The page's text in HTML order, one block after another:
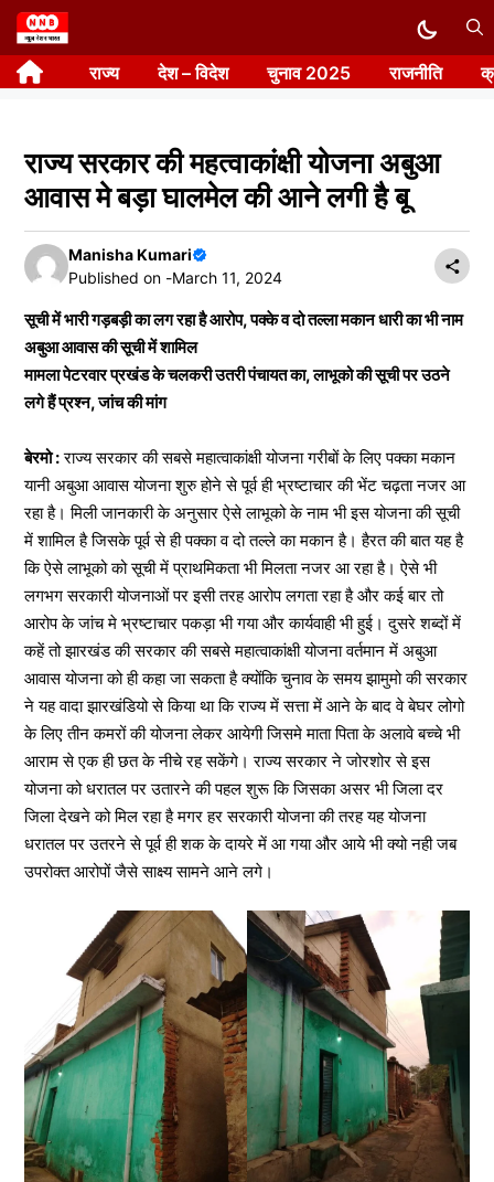
Skip
to
content राज्य देश – विदेश चुनाव 2025 राजनीति
राज्य सरकार की महत्वाकांक्षी योजना अबुआ
आवास मे बड़ा घालमेल की आने लगी है बू
Manisha Kumari
Published on -March 11, 2024
सूची में भारी गड़बड़ी का लग रहा है आरोप, पक्के व दो तल्ला मकान धारी का भी नाम
अबुआ आवास की सूची में शामिल
मामला पेटरवार प्रखंड के चलकरी उतरी पंचायत का, लाभूको की सूची पर उठने
लगे हैं प्रश्न, जांच की मांग
बेरमो :राज्य सरकार की सबसे महात्वाकांक्षी योजना गरीबों के लिए पक्का मकान
यानी अबुआ आवास योजना शुरु होने से पूर्व ही भ्रष्टाचार की भेंट चढ़ता नजर आ
रहा है। मिली जानकारी के अनुसार ऐसे लाभूको के नाम भी इस योजना की सूची
में शामिल है जिसके पूर्व से ही पक्का व दो तल्ले का मकान है। हैरत की बात यह है
कि ऐसे लाभूको को सूची में प्राथमिकता भी मिलता नजर आ रहा है। ऐसे भी
लगभग सरकारी योजनाओं पर इसी तरह आरोप लगता रहा है और कई बार तो
आरोप के जांच मे भ्रष्टाचार पकड़ा भी गया और कार्यवाही भी हुई। दुसरे शब्दों में
कहें तो झारखंड की सरकार की सबसे महात्वाकांक्षी योजना वर्तमान में अबुआ
आवास योजना को ही कहा जा सकता है क्योंकि चुनाव के समय झामुमो की सरकार
ने यह वादा झारखंडियो से किया था कि राज्य में सत्ता में आने के बाद वे बेघर लोगो
के लिए तीन कमरों की योजना लेकर आयेगी जिसमे माता पिता के अलावे बच्चे भी
आराम से एक ही छत के नीचे रह सकेंगे। राज्य सरकार ने जोरशोर से इस
योजना को धरातल पर उतारने की पहल शुरू कि जिसका असर भी जिला दर
जिला देखने को मिल रहा है मगर हर सरकारी योजना की तरह यह योजना
धरातल पर उतरने से पूर्व ही शक के दायरे में आ गया और आये भी क्यो नही जब
उपरोक्त आरोपों जैसे साक्ष्य सामने आने लगे।